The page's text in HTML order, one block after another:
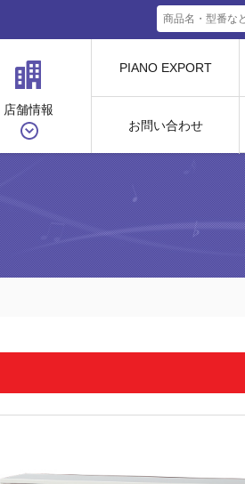
店舗情報
PIANO EXPORT
お問い合わせ